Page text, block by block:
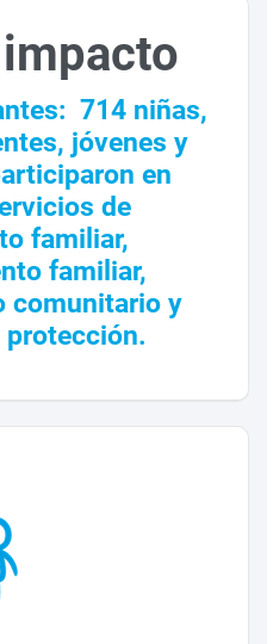
714 niñas,
jóvenes y
en
de
familiar,
familiar,
comunitario y
protección.